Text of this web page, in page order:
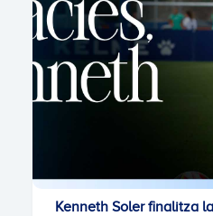
Kenneth Soler finalitza